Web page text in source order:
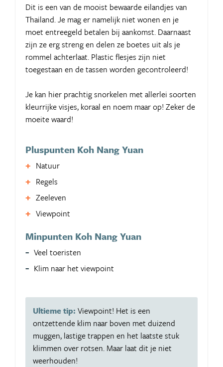
Dit is een van de mooist bewaarde eilandjes van
Thailand. Je mag er namelijk niet wonen en je
moet entreegeld betalen bij aankomst. Daarnaast
zijn ze erg streng en delen ze boetes uit als je
rommel achterlaat. Plastic flesjes zijn niet
toegestaan en de tassen worden gecontroleerd!
Je kan hier prachtig snorkelen met allerlei soorten
kleurrijke visjes, koraal en noem maar op! Zeker de
moeite waard!
Pluspunten Koh Nang Yuan
Natuur
Regels
Zeeleven
Viewpoint
Minpunten Koh Nang Yuan
Veel toeristen
Klim naar het viewpoint
Ultieme tip: Viewpoint! Het is een
ontzettende klim naar boven met duizend
muggen, lastige trappen en het laatste stuk
klimmen over rotsen. Maar laat dit je niet
weerhouden!